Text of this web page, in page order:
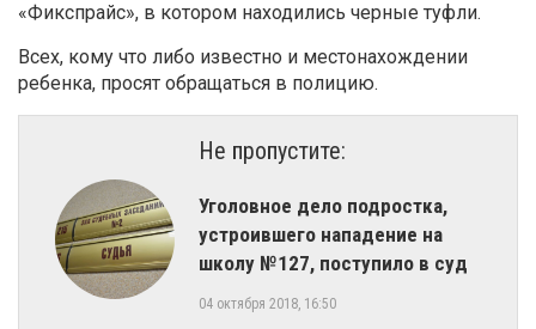
«Фикспрайс», в котором находились черные туфли.
Всех, кому что либо известно и местонахождении
ребенка, просят обращаться в полицию.
Не пропустите:
​Уголовное дело подростка,
устроившего нападение на
школу №127, поступило в суд
04 октября 2018, 16:50